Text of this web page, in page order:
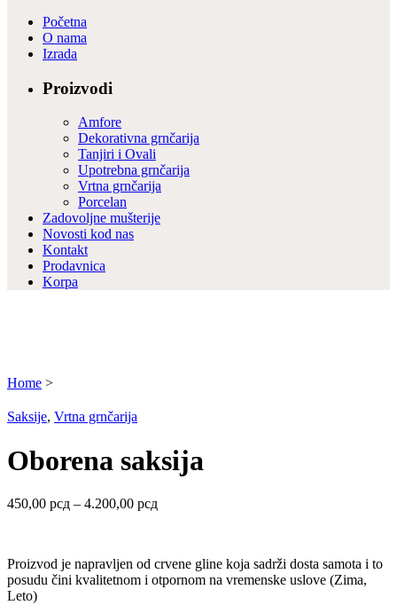
Početna
O nama
Izrada
Proizvodi
Amfore
Dekorativna grnčarija
Tanjiri i Ovali
Upotrebna grnčarija
Vrtna grnčarija
Porcelan
Zadovoljne mušterije
Novosti kod nas
Kontakt
Prodavnica
Korpa
Home >
Saksije, Vrtna grnčarija
Oborena saksija
450,00 рсд – 4.200,00 рсдRaspon
do
4.200,00 рсд
Proizvod je napravljen od crvene gline koja sadrži dosta samota i to
posudu čini kvalitetnom i otpornom na vremenske uslove (Zima,
Leto)